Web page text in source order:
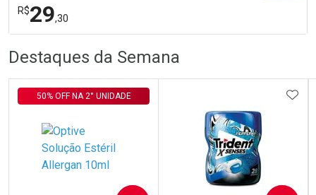
R$29,30
Laboratório
Por Menos
Destaques da Semana
50% OFF NA 2° UNIDADE